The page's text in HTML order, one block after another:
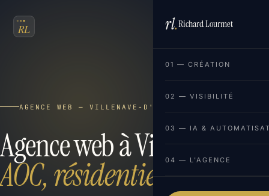
FR EN
rl.Richard Lourmet
01 — CRÉATION
02 — VISIBILITÉ
03 — IA &
04 — L'AGENCE
AGENCE WEB — VILLENAVE-D'ORNON (33140)
Agence web à Villenave :
AOC, résidentiel & SEO.